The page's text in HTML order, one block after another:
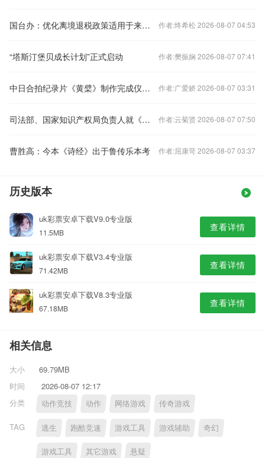
国台办：优化离境退税政策适用于来大陆的台湾同胞 作者:终希松 2026-08-07 04:53
“塔斯汀堡贝成长计划”正式启动 作者:樊振娴 2026-08-07 07:41
中日合拍纪录片《黄檗》制作完成仪式在东京举行 作者:广爱娇 2026-08-07 03:31
司法部、国家知识产权局负责人就《集成电路布图设计保护条例》修订答记者问 作者:云菊贤 2026-08-07 07:50
曹胜高：今本《诗经》出于鲁传乐本考 作者:屈康苛 2026-08-07 03:37
历史版本
uk彩票安卓下载V9.0专业版
11.5MB 查看详情
uk彩票安卓下载V3.4专业版
71.42MB 查看详情
uk彩票安卓下载V8.3专业版
67.18MB 查看详情
相关信息
大小
69.79MB
时间
2026-08-07 12:17
分类
动作竞技 动作 网络游戏 传奇游戏
TAG 逃生 跑酷竞速 游戏工具 游戏辅助 奇幻
游戏工具 其它游戏 悬疑